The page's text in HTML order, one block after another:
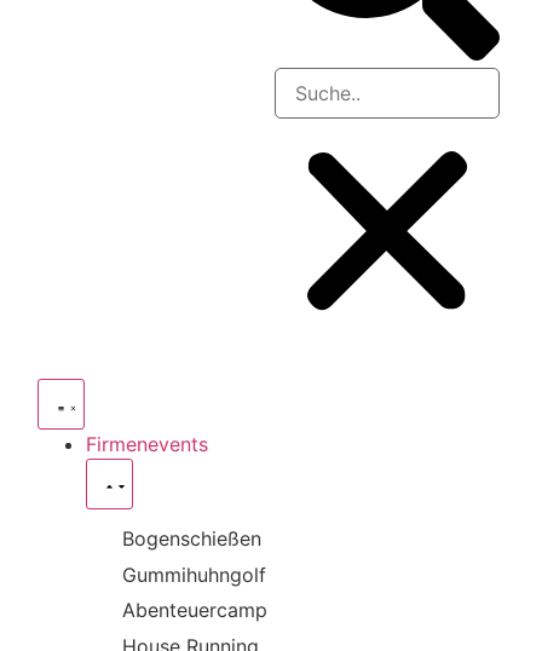
Firmenevents
Bogenschießen
Gummihuhngolf
Abenteuercamp